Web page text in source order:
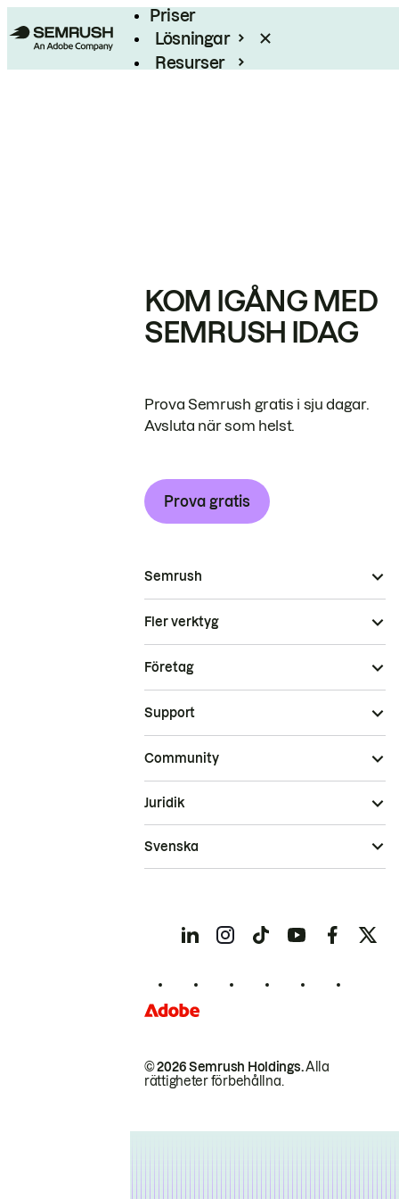
Priser
Lösningar
Resurser
KOM IGÅNG MED
SEMRUSH IDAG
Prova Semrush gratis i sju dagar.
Avsluta när som helst.
Prova gratis
Semrush
Fler verktyg
Företag
Support
Community
© 2026 Semrush Holdings.Alla
rättigheter förbehållna.
Juridik
Svenska